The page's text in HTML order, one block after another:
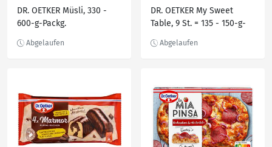
DR. OETKER Müsli, 330 -
600-g-Packg.
DR. OETKER My Sweet
Table, 9 St. = 135 - 150-g-